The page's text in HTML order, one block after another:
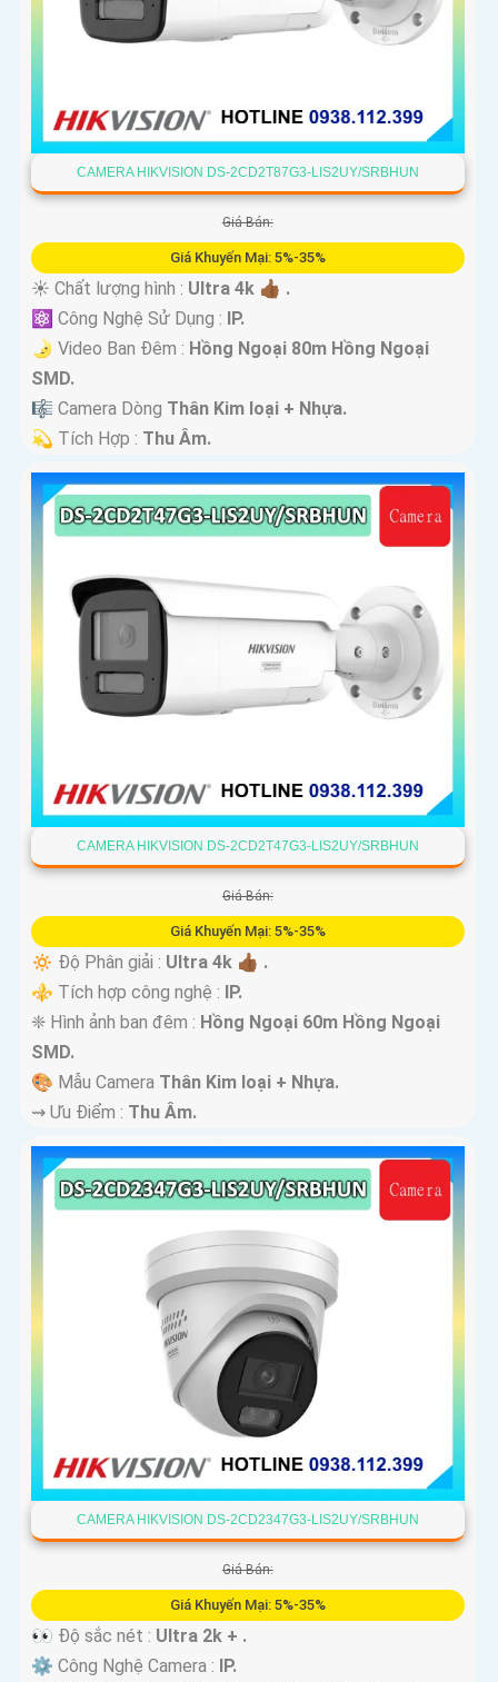
CAMERA HIKVISION DS-2CD2T87G3-LIS2UY/SRBHUN
Giá Bán:
Giá Khuyến Mại: 5%-35%
☀️ Chất lượng hình : Ultra 4k 👍🏾 .
⚛️ Công Nghệ Sử Dụng : IP.
🌛 Video Ban Đêm : Hồng Ngoại 80m Hồng Ngoại
SMD.
🎼️ Camera Dòng Thân Kim loại + Nhựa.
️💫 Tích Hợp : Thu Âm.
CAMERA HIKVISION DS-2CD2T47G3-LIS2UY/SRBHUN
Giá Bán:
Giá Khuyến Mại: 5%-35%
🔅 Độ Phân giải : Ultra 4k 👍🏾 .
⚜️ Tích hợp công nghệ : IP.
❈ Hình ảnh ban đêm : Hồng Ngoại 60m Hồng Ngoại
SMD.
🎨 Mẫu Camera Thân Kim loại + Nhựa.
️⇝ Ưu Điểm : Thu Âm.
CAMERA HIKVISION DS-2CD2347G3-LIS2UY/SRBHUN
Giá Bán:
Giá Khuyến Mại: 5%-35%
️
👀 Độ sắc nét : Ultra 2k + .
⚙ Công Nghệ Camera : IP.